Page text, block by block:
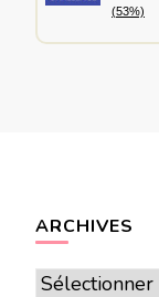
(53%)
ARCHIVES
Archives